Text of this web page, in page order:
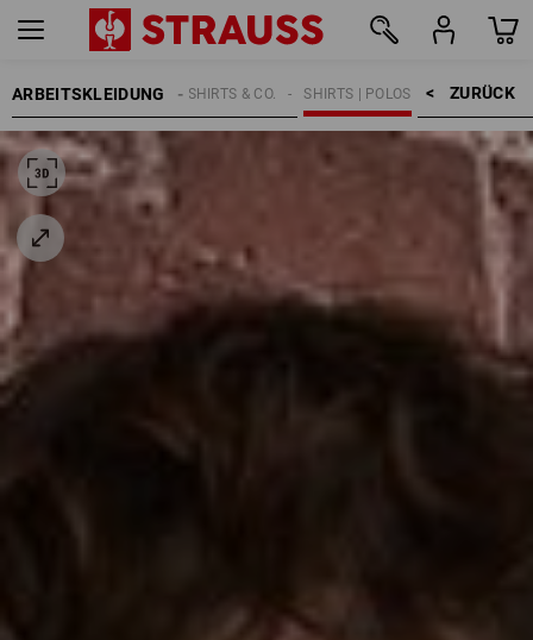
ARBEITSKLEIDUNG ZURÜCK    >
SHIRTS | POLOS
SHIRTS & CO.
KINDER